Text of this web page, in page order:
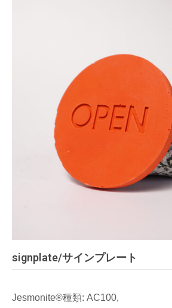
signplate/サインプレート
Jesmonite®種類: AC100,